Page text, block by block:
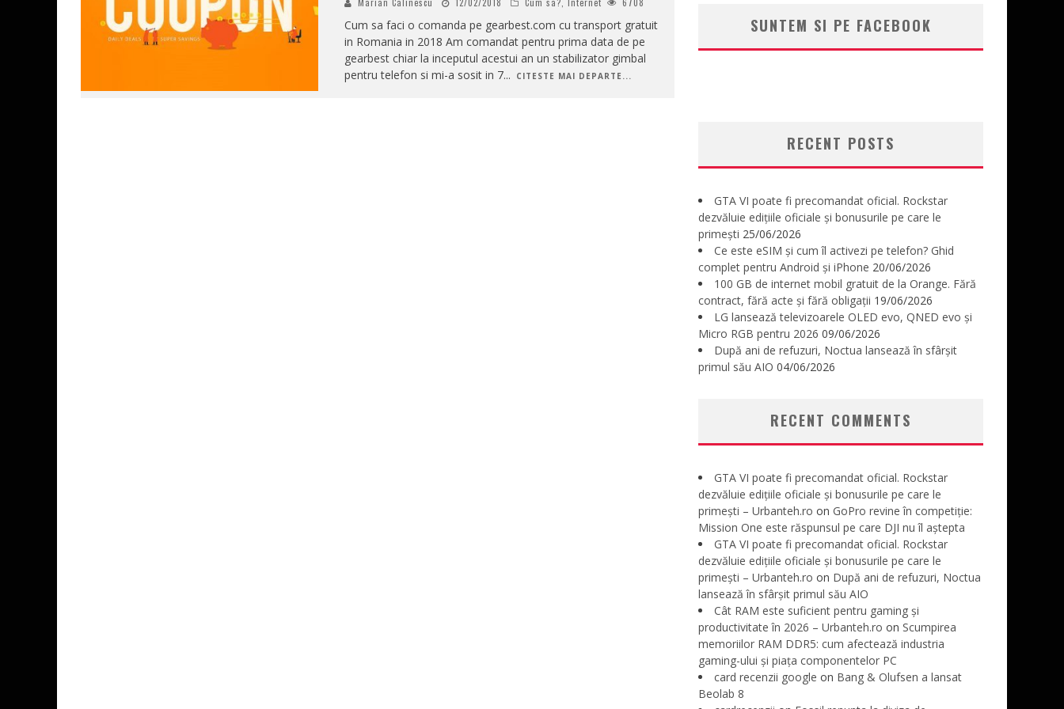
Cum sa faci o comanda pe gearbest.com cu transport gratuit
in Romania in 2018 Am comandat pentru prima data de pe
gearbest chiar la inceputul acestui an un stabilizator gimbal
pentru telefon si mi-a sosit in 7... CITESTE MAI DEPARTE...
SUNTEM SI PE FACEBOOK
RECENT POSTS
GTA VI poate fi precomandat oficial. Rockstar
dezvăluie edițiile oficiale și bonusurile pe care le
primești 25/06/2026
Ce este eSIM și cum îl activezi pe telefon? Ghid
complet pentru Android și iPhone 20/06/2026
100 GB de internet mobil gratuit de la Orange. Fără
contract, fără acte și fără obligații 19/06/2026
LG lansează televizoarele OLED evo, QNED evo și
Micro RGB pentru 2026 09/06/2026
După ani de refuzuri, Noctua lansează în sfârșit
primul său AIO 04/06/2026
RECENT COMMENTS
GTA VI poate fi precomandat oficial. Rockstar
dezvăluie edițiile oficiale și bonusurile pe care le
primești – Urbanteh.ro on GoPro revine în competiție:
Mission One este răspunsul pe care DJI nu îl aștepta
GTA VI poate fi precomandat oficial. Rockstar
dezvăluie edițiile oficiale și bonusurile pe care le
primești – Urbanteh.ro on După ani de refuzuri, Noctua
lansează în sfârșit primul său AIO
Cât RAM este suficient pentru gaming și
productivitate în 2026 – Urbanteh.ro on Scumpirea
memoriilor RAM DDR5: cum afectează industria
gaming-ului și piața componentelor PC
card recenzii google on Bang & Olufsen a lansat
Beolab 8